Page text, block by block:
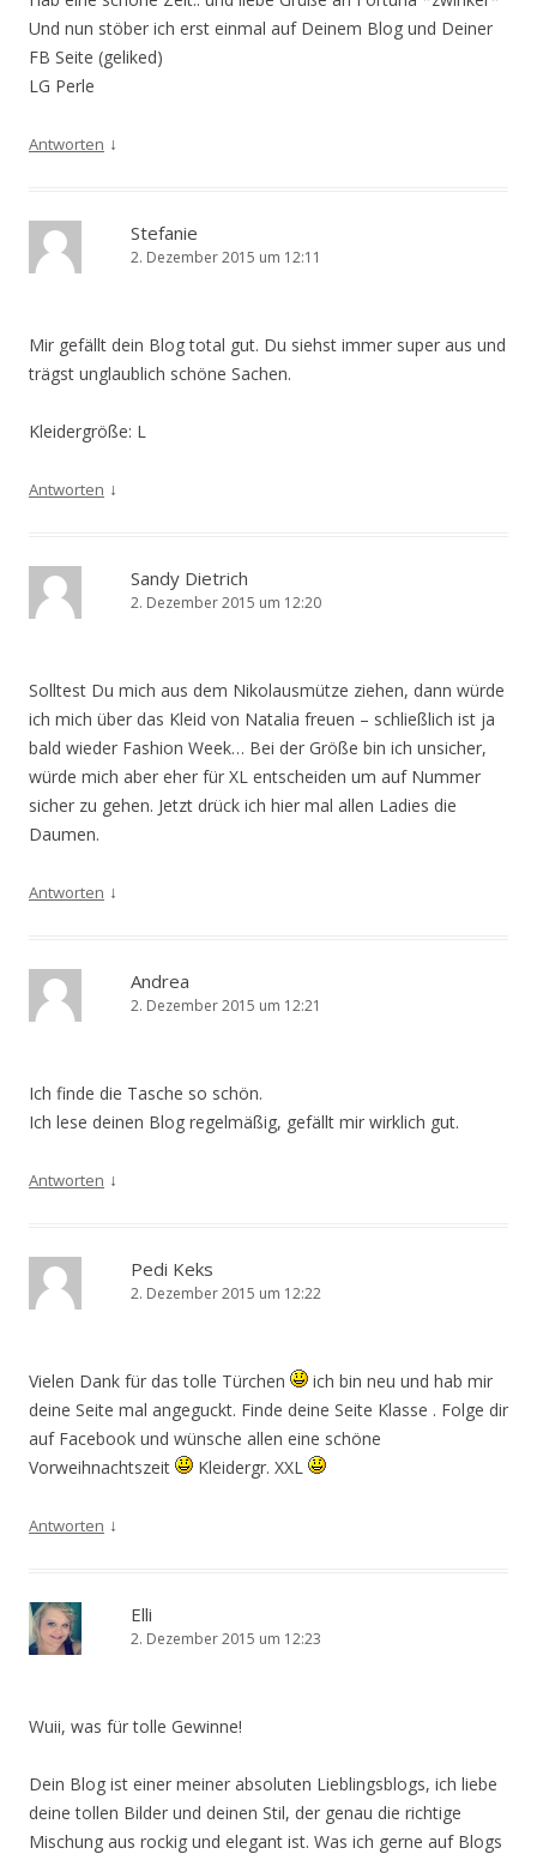
Und nun stöber ich erst einmal auf Deinem Blog und Deiner
FB Seite (geliked)
LG Perle
Antworten ↓
Stefanie
2. Dezember 2015 um 12:11
Mir gefällt dein Blog total gut. Du siehst immer super aus und
trägst unglaublich schöne Sachen.
Kleidergröße: L
Antworten ↓
Sandy Dietrich
2. Dezember 2015 um 12:20
Solltest Du mich aus dem Nikolausmütze ziehen, dann würde
ich mich über das Kleid von Natalia freuen – schließlich ist ja
bald wieder Fashion Week… Bei der Größe bin ich unsicher,
würde mich aber eher für XL entscheiden um auf Nummer
sicher zu gehen. Jetzt drück ich hier mal allen Ladies die
Daumen.
Antworten ↓
Andrea
2. Dezember 2015 um 12:21
Ich finde die Tasche so schön.
Ich lese deinen Blog regelmäßig, gefällt mir wirklich gut.
Antworten ↓
Pedi Keks
2. Dezember 2015 um 12:22
Vielen Dank für das tolle Türchen
ich bin neu und hab mir
deine Seite mal angeguckt. Finde deine Seite Klasse . Folge dir
auf Facebook und wünsche allen eine schöne
Vorweihnachtszeit
Kleidergr. XXL
Antworten ↓
Elli
2. Dezember 2015 um 12:23
Wuii, was für tolle Gewinne!
Dein Blog ist einer meiner absoluten Lieblingsblogs, ich liebe
deine tollen Bilder und deinen Stil, der genau die richtige
Mischung aus rockig und elegant ist. Was ich gerne auf Blogs